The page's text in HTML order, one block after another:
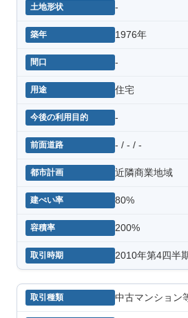
-
1976年
-
住宅
-
- / - / -
近隣商業地域
80%
200%
2010年第4四半
中古マンション